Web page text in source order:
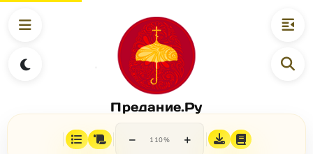
Предание.Ру
− 110% +